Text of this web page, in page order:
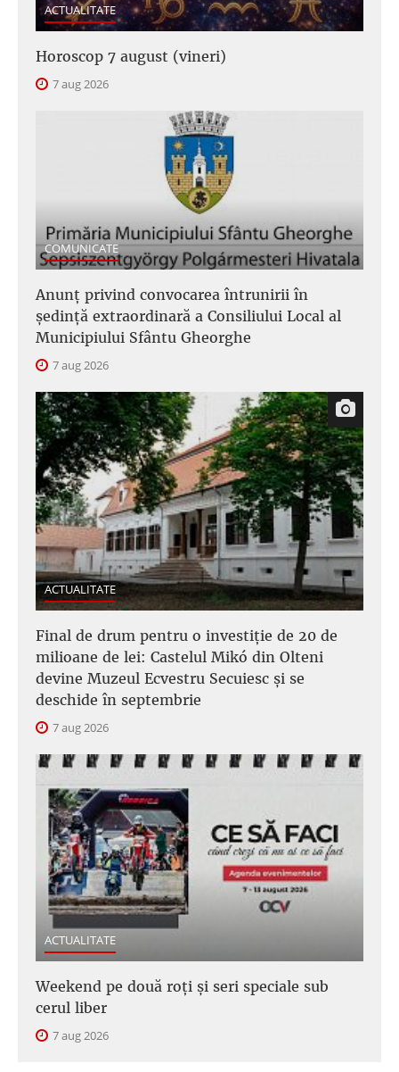
ACTUALITATE
Horoscop 7 august (vineri)
7 aug 2026
COMUNICATE
Anunţ privind convocarea întrunirii în
şedinţă extraordinară a Consiliului Local al
Municipiului Sfântu Gheorghe
7 aug 2026
ACTUALITATE
Final de drum pentru o investiție de 20 de
milioane de lei: Castelul Mikó din Olteni
devine Muzeul Ecvestru Secuiesc și se
deschide în septembrie
7 aug 2026
ACTUALITATE
Weekend pe două roți și seri speciale sub
cerul liber
7 aug 2026